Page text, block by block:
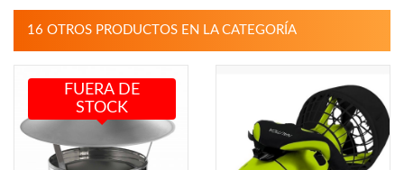
16 OTROS PRODUCTOS EN LA CATEGORÍA
FUERA DE
STOCK